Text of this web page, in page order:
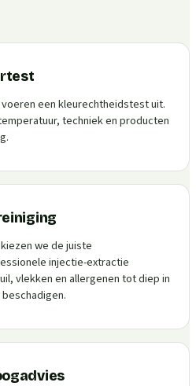
een kleurechtheidstest uit.
techniek en producten
we de juiste
injectie-extractie
vlekken en allergenen tot diep in